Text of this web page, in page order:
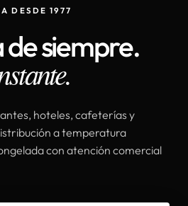
DESDE 1977
siempre.
hoteles, cafeterías y
a temperatura
con atención comercial